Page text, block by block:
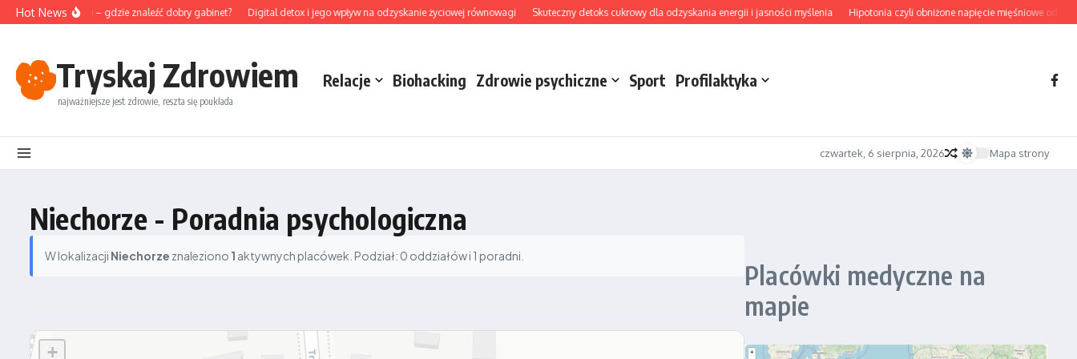
Przejdź do treści
Hot News
na Śląsku – gdzie znaleźć dobry gabinet? Digital detox i jego wpływ na odzyskanie życiowej równowagi Skuteczny detoks cukrowy dla odzyskania energii i jasności myślenia Hipotonia czyli obniżone napięcie mięśniowe od
Tryskaj Zdrowiem
najważniejsze jest zdrowie, reszta się poukłada
Relacje Biohacking Zdrowie psychiczne Sport Profilaktyka
czwartek, 6 sierpnia, 2026 Mapa strony
Niechorze - Poradnia psychologiczna
W lokalizacji Niechorze znaleziono 1 aktywnych placówek. Podział: 0 oddziałów i 1 poradni.
+
Placówki medyczne na
mapie